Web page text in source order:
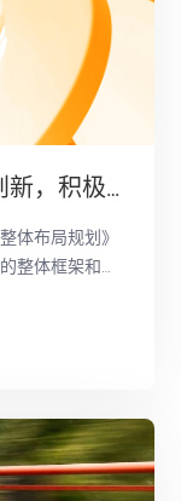
汇纳科技：躬身入局，持续创新，积极做“数字中国”的践行者
体布局规划》
整体框架和建
进数字技术在